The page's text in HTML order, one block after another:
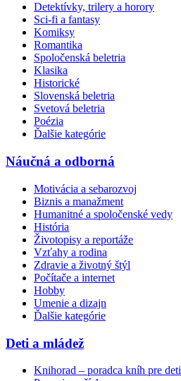
Detektívky, trilery a horory
Sci-fi a fantasy
Komiksy
Romantika
Spoločenská beletria
Klasika
Historické
Slovenská beletria
Svetová beletria
Poézia
Ďalšie kategórie
Náučná a odborná
Motivácia a sebarozvoj
Biznis a manažment
Humanitné a spoločenské vedy
História
Životopisy a reportáže
Vzťahy a rodina
Zdravie a životný štýl
Počítače a internet
Hobby
Umenie a dizajn
Ďalšie kategórie
Deti a mládež
Knihorad – poradca kníh pre deti